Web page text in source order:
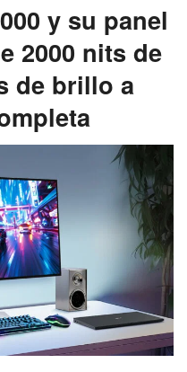
y su panel
2000 nits de
de brillo a